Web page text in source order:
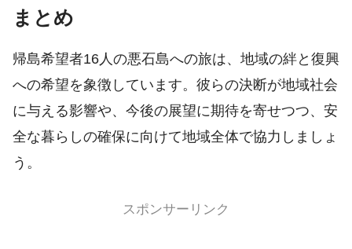
まとめ
帰島希望者16人の悪石島への旅は、地域の絆と復興
への希望を象徴しています。彼らの決断が地域社会
に与える影響や、今後の展望に期待を寄せつつ、安
全な暮らしの確保に向けて地域全体で協力しましょ
う。
スポンサーリンク